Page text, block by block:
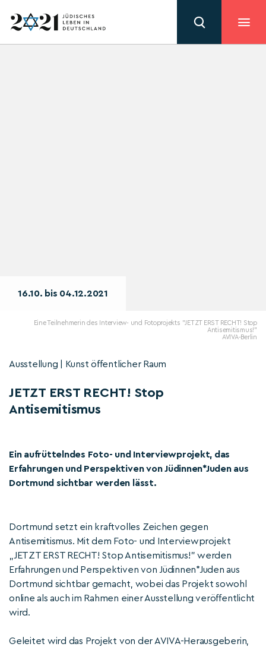
16.10. bis 04.12.2021
Eine Teilnehmerin des Interview- und Fotoprojekts "JETZT ERST RECHT! Stop
Antisemitismus!"
AVIVA-Berlin
Ausstellung | Kunst öffentlicher Raum
JETZT ERST RECHT! Stop
Antisemitismus
Ein aufrüttelndes Foto- und Interviewprojekt, das
Erfahrungen und Perspektiven von Jüdinnen*Juden aus
Dortmund sichtbar werden lässt.
Dortmund setzt ein kraftvolles Zeichen gegen
Antisemitismus. Mit dem Foto- und Interviewprojekt
„JETZT ERST RECHT! Stop Antisemitismus!" werden
Erfahrungen und Perspektiven von Jüdinnen*Juden aus
Dortmund sichtbar gemacht, wobei das Projekt sowohl
online als auch im Rahmen einer Ausstellung veröffentlicht
wird.
Geleitet wird das Projekt von der AVIVA-Herausgeberin,